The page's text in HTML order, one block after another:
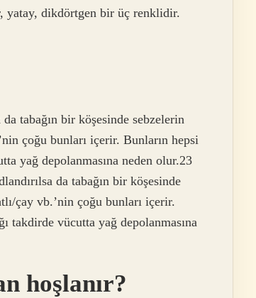
yatay, dikdörtgen bir üç renklidir.
tabağın bir köşesinde sebzelerin
çoğu bunları içerir. Bunların hepsi
yağ depolanmasına neden olur.23
da tabağın bir köşesinde
çay vb.’nin çoğu bunları içerir.
takdirde vücutta yağ depolanmasına
hoşlanır?